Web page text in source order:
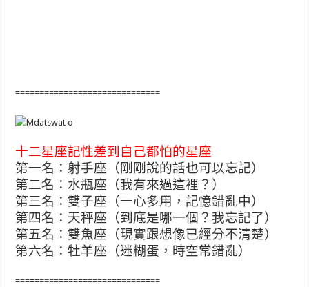
==============================
十二星座記性差到自己都怕的星座
第一名：射手座（剛剛說的話也可以忘記）
第二名：水瓶座（我有來過這裡？）
第三名：雙子座（一心多用，記憶錯亂中）
第四名：天秤座（到底是哪一個？我忘記了）
第五名：雙魚座（現實跟想像已經分不清楚）
第六名：牡羊座（迷糊蛋，時空常錯亂）
==============================